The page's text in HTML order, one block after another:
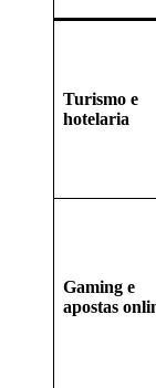
Turismo e
hotelaria
Gaming e
apostas